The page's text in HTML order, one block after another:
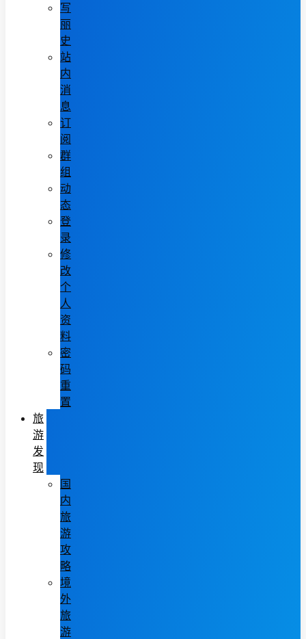
写
丽
史
站
内
消
息
订
阅
群
组
动
态
登
录
修
改
个
人
资
料
密
码
重
置
旅
游
发
现
国
内
旅
游
攻
略
境
外
旅
游